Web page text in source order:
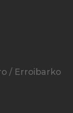
/ Erroibarko